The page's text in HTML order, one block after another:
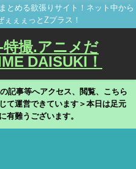
とめる欲張りサイト！ネット中から
ぇぇっとZプラス！
撮.アニメだ
DAISUKI！
記事等へアクセス、閲覧、こちら
て運営できています＞本日は足元
有難うございます。